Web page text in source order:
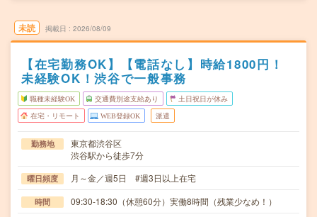
未読 掲載日 2026/08/09
【在宅勤務OK】【電話なし】時給1800円！
未経験OK！渋谷で一般事務
職種未経験OK 交通費別途支給あり 土日祝日が休み
在宅・リモート WEB登録OK 派遣
勤務地
東京都渋谷区
渋谷駅から徒歩7分
曜日頻度 月～金／週5日 #週3日以上在宅
時間 09:30-18:30（休憩60分）実働8時間（残業少なめ！）